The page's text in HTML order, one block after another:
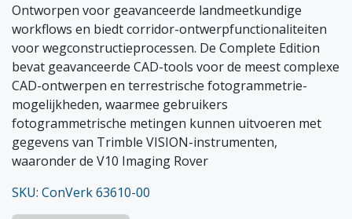
Ontworpen voor geavanceerde landmeetkundige
workflows en biedt corridor-ontwerpfunctionaliteiten
voor wegconstructieprocessen. De Complete Edition
bevat geavanceerde CAD-tools voor de meest complexe
CAD-ontwerpen en terrestrische fotogrammetrie-
mogelijkheden, waarmee gebruikers
fotogrammetrische metingen kunnen uitvoeren met
gegevens van Trimble VISION-instrumenten,
waaronder de V10 Imaging Rover
SKU: ConVerk 63610-00